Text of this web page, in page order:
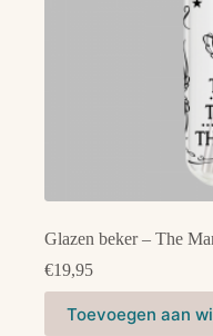
Glazen beker – The
€19,95
Toevoegen aan